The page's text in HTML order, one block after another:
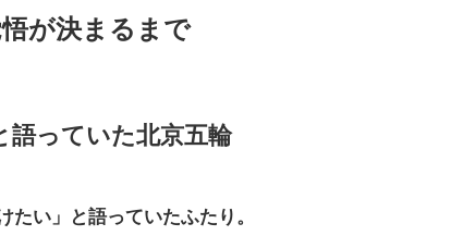
が決まるまで
語っていた北京五輪
い」と語っていたふたり。